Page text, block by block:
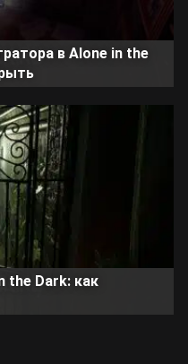
в Alone in the
the Dark: как